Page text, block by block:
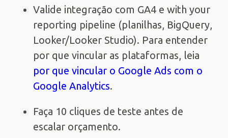
Valide integração com GA4 e with your
reporting pipeline (planilhas, BigQuery,
Looker/Looker Studio). Para entender
por que vincular as plataformas, leia
por que vincular o Google Ads com o
Google Analytics.
Faça 10 cliques de teste antes de
escalar orçamento.